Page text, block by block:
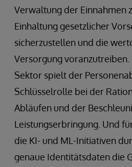
Verwaltung der Einnahmen
Einhaltung gesetzlicher
sicherzustellen und die
Versorgung
Sektor spielt der
Schlüsselrolle bei der
Abläufen und der
Leistungserbringung. Und
die KI- und ML-Initiativen
genaue Identitätsdaten die